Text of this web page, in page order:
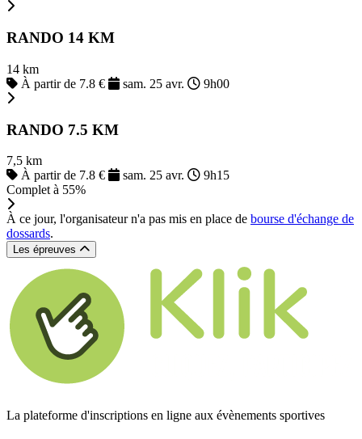
RANDO 14 KM
14 km
À partir de 7.8 €
sam. 25 avr. 9h00
RANDO 7.5 KM
7,5 km
À partir de 7.8 €
sam. 25 avr.
9h15
Complet à 55%
À ce jour, l'organisateur n'a pas mis en place de bourse d'échange de
dossards.
Les épreuves
La plateforme d'inscriptions en ligne aux évènements sportives